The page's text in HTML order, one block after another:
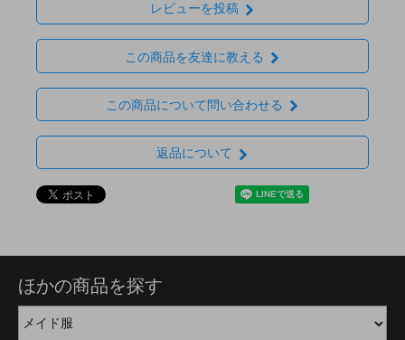
レビューを投稿
この商品を友達に教える
この商品について問い合わせる
返品について
ほかの商品を探す